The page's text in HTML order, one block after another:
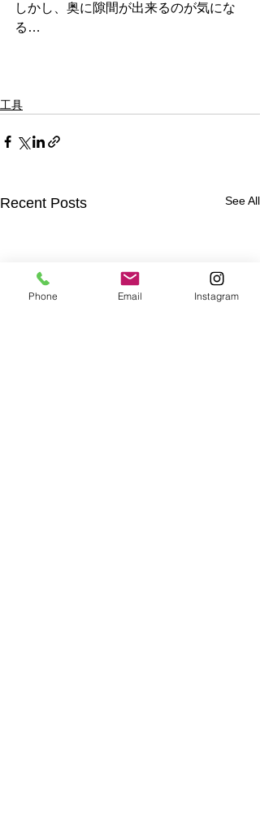
しかし、奥に隙間が出来るのが気にな
る…
工具
Recent Posts See All
Phone Email Instagram